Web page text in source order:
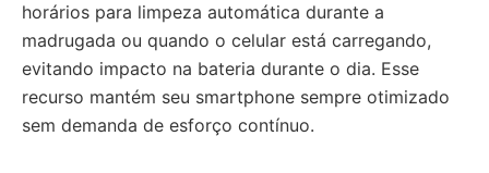
horários para limpeza automática durante a
madrugada ou quando o celular está carregando,
evitando impacto na bateria durante o dia. Esse
recurso mantém seu smartphone sempre otimizado
sem demanda de esforço contínuo.